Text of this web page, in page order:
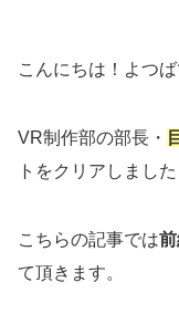
こんにちは！よつ
VR制作部の部長・
トをクリアしました
こちらの記事では
て頂きます。